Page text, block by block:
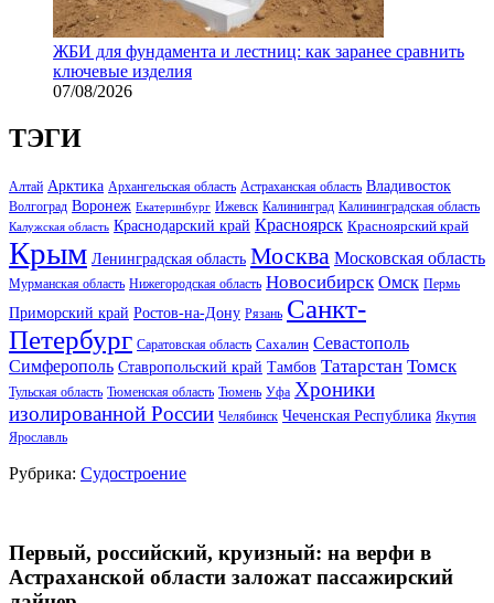
ЖБИ для фундамента и лестниц: как заранее сравнить
ключевые изделия
07/08/2026
ТЭГИ
Алтай Арктика Архангельская область Астраханская область Владивосток
Волгоград Воронеж Екатеринбург Ижевск Калининград Калининградская область
Калужская область Краснодарский край Красноярск Красноярский край
Крым Ленинградская область Москва Московская область
Мурманская область Нижегородская область Новосибирск Омск Пермь
Приморский край Ростов-на-Дону Рязань Санкт-
Петербург Саратовская область Сахалин Севастополь
Симферополь Ставропольский край Тамбов Татарстан Томск
Тульская область Тюменская область Тюмень Уфа Хроники
изолированной России Челябинск Чеченская Республика Якутия
Ярославль
Рубрика: Судостроение
Первый, российский, круизный: на верфи в
Астраханской области заложат пассажирский